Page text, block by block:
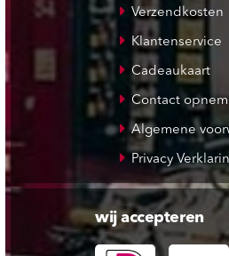
Verzendkosten
Klantenservice
Cadeaukaart
Contact
Algemene
Privacy
wij accepteren